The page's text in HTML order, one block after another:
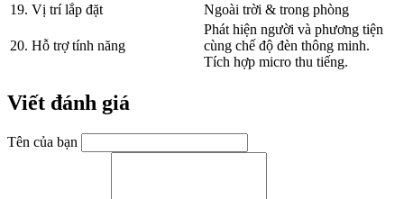
19. Vị trí lắp đặt
Ngoài trời & trong phòng
20. Hỗ trợ tính năng
Phát hiện người và phương tiện
cùng chế độ đèn thông minh.
Tích hợp micro thu tiếng.
Viết đánh giá
Tên của bạn